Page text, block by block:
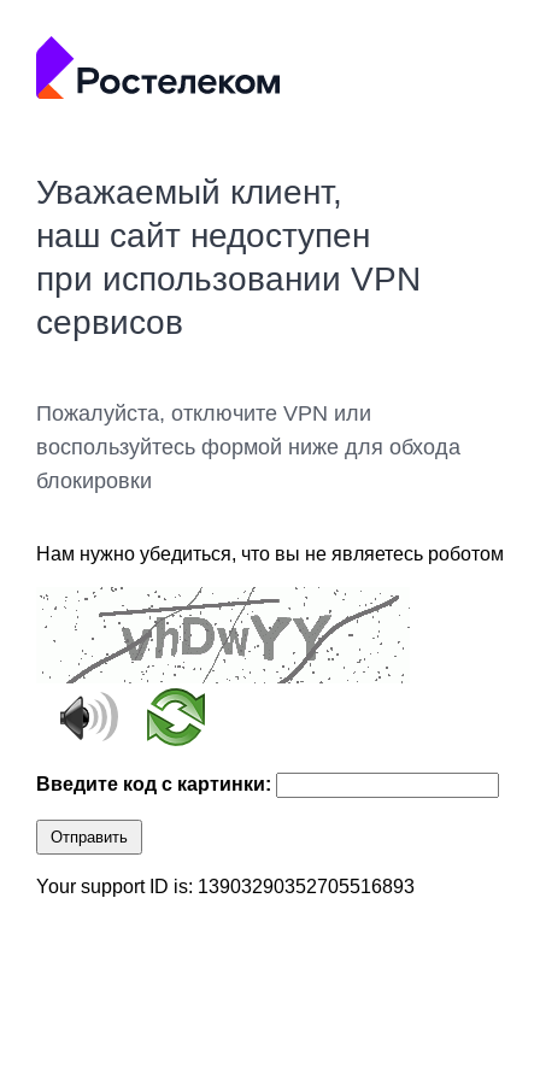
Уважаемый клиент,
наш сайт недоступен
при использовании VPN
сервисов
Пожалуйста, отключите VPN или
воспользуйтесь формой ниже для обхода
блокировки
Нам нужно убедиться, что вы не являетесь роботом
Введите код с картинки:
Отправить
Your support ID is: 13903290352705516893